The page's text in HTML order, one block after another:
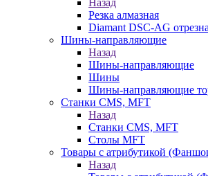
Назад
Резка алмазная
Diamant DSC-AG
Шины-направляющие
Назад
Шины-направляющие
Шины
Шины-направляющие
Станки CMS, MFT
Назад
Станки CMS, MFT
Столы MFT
Товары с атрибутикой
Назад